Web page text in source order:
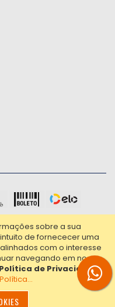
sobre a sua
de fornececer uma
com o interesse
navegando em nosso
Política de Privacidade.
CNPJ 42.500.090/0001-